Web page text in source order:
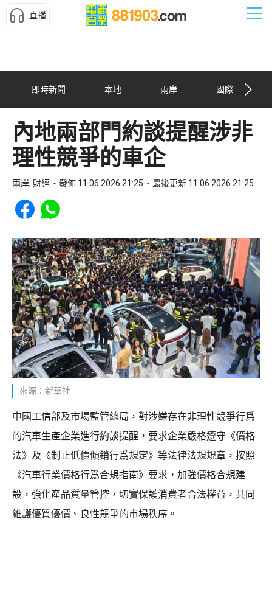
直播
即時新聞 本地 兩岸 國際
內地兩部門約談提醒涉非
理性競爭的車企
兩岸, 財經 發佈 11.06.2026 21:25 最後更新 11.06.2026 21:25
Share to Facebook
Share to WhatsApp
來源：新華社
中國工信部及市場監管總局，對涉嫌存在非理性競爭行爲
的汽車生產企業進行約談提醒，要求企業嚴格遵守《價格
法》及《制止低價傾銷行爲規定》等法律法規規章，按照
《汽車行業價格行爲合規指南》要求，加強價格合規建
設，強化產品質量管控，切實保護消費者合法權益，共同
維護優質優價、良性競爭的市場秩序。